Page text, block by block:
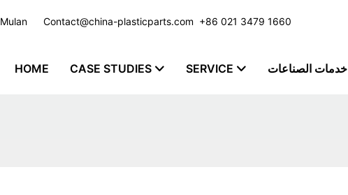
شركة تصنيع حقن البلاستيك مع خدمة مخصصة للعديد من الصناعات - مجموعة Mulan Contact@china-plasticparts.com ​​​​​​​ +86 021 3479 1660
HOME CASE STUDIES SERVICE خدمات الصناعات